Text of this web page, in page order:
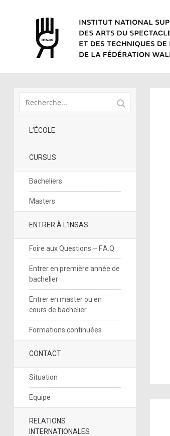
L’ÉCOLE
CURSUS
Bacheliers
Masters
ENTRER À L’INSAS
Foire aux Questions – F.A.Q.
Entrer en première année de
bachelier
Entrer en master ou en
cours de bachelier
Formations continuées
CONTACT
Situation
Equipe
RELATIONS
INTERNATIONALES